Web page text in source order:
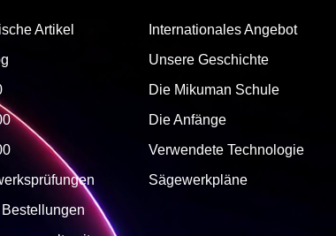
Artikel
Bestellungen
Internationales Angebot
Unsere Geschichte
Die Mikuman Schule
Die Anfänge
Verwendete Technologie
Sägewerkpläne